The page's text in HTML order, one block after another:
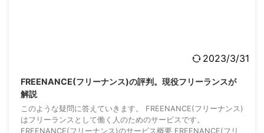
2023/3/31
FREENANCE(フリーナンス)の評判。現役フリーランスが
解説
このような疑問に答えていきます。 FREENANCE(フリーナンス)
はフリーランスとして働く人のためのサービスです。
FREENANCE(フリーナンス)のサービス概要 FREENANCE(フリ